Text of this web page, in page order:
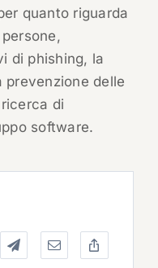
quanto riguarda
di phishing, la
prevenzione delle
di
software.